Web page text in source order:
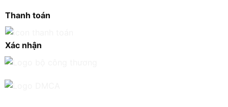
Thanh toán
Xác nhận